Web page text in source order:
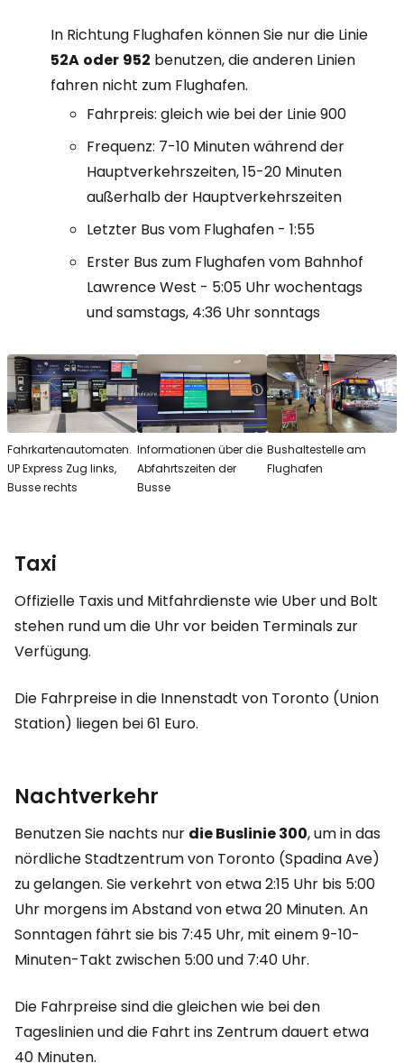
In Richtung Flughafen können Sie nur die Linie
52A oder 952 benutzen, die anderen Linien
fahren nicht zum Flughafen.
Fahrpreis: gleich wie bei der Linie 900
Frequenz: 7-10 Minuten während der
Hauptverkehrszeiten, 15-20 Minuten
außerhalb der Hauptverkehrszeiten
Letzter Bus vom Flughafen - 1:55
Erster Bus zum Flughafen vom Bahnhof
Lawrence West - 5:05 Uhr wochentags
und samstags, 4:36 Uhr sonntags
Fahrkartenautomaten.
UP Express Zug links,
Busse rechts
Informationen über die
Abfahrtszeiten der
Busse
Bushaltestelle am
Flughafen
Taxi
Offizielle Taxis und Mitfahrdienste wie Uber und Bolt
stehen rund um die Uhr vor beiden Terminals zur
Verfügung.
Die Fahrpreise in die Innenstadt von Toronto (Union
Station) liegen bei 61 Euro.
Nachtverkehr
Benutzen Sie nachts nur die Buslinie 300, um in das
nördliche Stadtzentrum von Toronto (Spadina Ave)
zu gelangen. Sie verkehrt von etwa 2:15 Uhr bis 5:00
Uhr morgens im Abstand von etwa 20 Minuten. An
Sonntagen fährt sie bis 7:45 Uhr, mit einem 9-10-
Minuten-Takt zwischen 5:00 und 7:40 Uhr.
Die Fahrpreise sind die gleichen wie bei den
Tageslinien und die Fahrt ins Zentrum dauert etwa
40 Minuten.